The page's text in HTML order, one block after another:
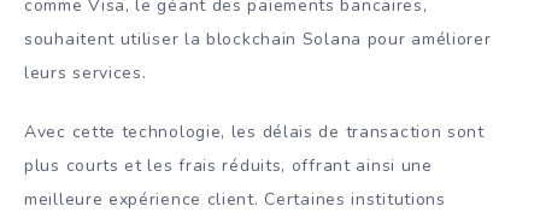
comme Visa, le géant des paiements bancaires,
souhaitent utiliser la blockchain Solana pour améliorer
leurs services.
Avec cette technologie, les délais de transaction sont
plus courts et les frais réduits, offrant ainsi une
meilleure expérience client. Certaines institutions